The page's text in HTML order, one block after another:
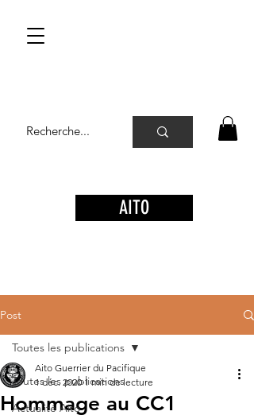
AITO
Post
Toutes les publications
Actualité Aito
Toutes les publications
Hommage au CC1
Aito Guerrier du Pacifique
1 déc. 2020 1 min de lecture